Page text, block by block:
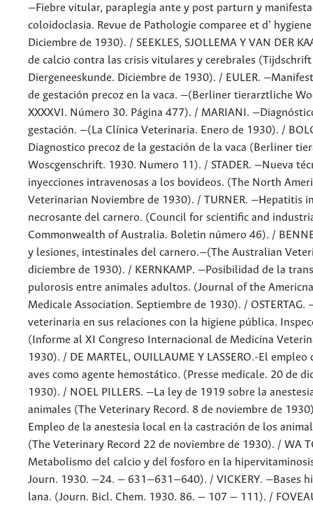
—Fiebre vitular, paraplegia ante y post parturn y
coloidoclasia. Revue de Pathologie comparee et d’
Diciembre de 1930). / SEEKLES, SJOLLEMA Y VAN DER
de calcio contra las crisis vitulares y cerebrales
Diergeneeskunde. Diciembre de 1930). / EULER.
de gestación precoz en la vaca. —(Berliner tierarztliche
XXXXVI. Número 30. Página 477). / MARIANI.
gestación. —(La Clínica Veterinaria. Enero de 1930). /
Diagnostico precoz de la gestación de la vaca (Berliner
Woscgenschrift. 1930. Numero 11). / STADER. —Nueva
inyecciones intravenosas a los bovideos. (The North
Veterinarian Noviembre de 1930). / TURNER. —Hepatitis
necrosante del carnero. (Council for scientific and
Commonwealth of Australia. Boletin número 46). /
y lesiones, intestinales del carnero.—(The Australian
diciembre de 1930). / KERNKAMP. —Posibilidad de la
pulorosis entre animales adultos. (Journal of the
Medicale Association. Septiembre de 1930). / OSTERTAG.
veterinaria en sus relaciones con la higiene pública.
(Informe al XI Congreso Internacional de Medicina
1930). / DE MARTEL, OUILLAUME Y LASSERO.-El empleo
aves como agente hemostático. (Presse medicale. 20 de
1930). / NOEL PILLERS. —La ley de 1919 sobre la
animales (The Veterinary Record. 8 de noviembre de
Empleo de la anestesia local en la castración de los
(The Veterinary Record 22 de noviembre de 1930). / WA
Metabolismo del calcio y del fosforo en la
Journ. 1930. —24. — 631—631—640). / VICKERY. —Bases
lana. (Journ. Bicl. Chem. 1930. 86. — 107 — 111). /